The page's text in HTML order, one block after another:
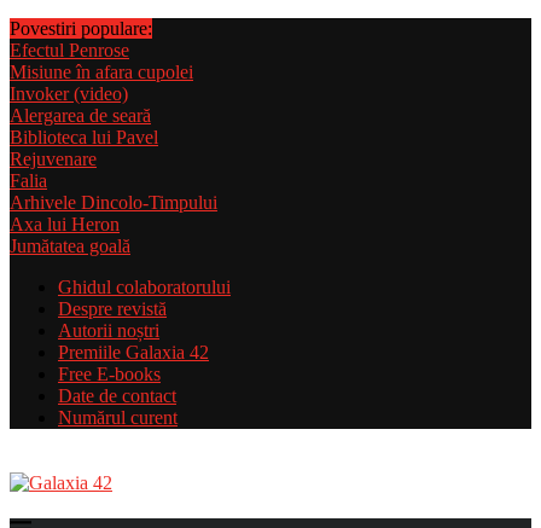
Povestiri populare:
Efectul Penrose
Misiune în afara cupolei
Invoker (video)
Alergarea de seară
Biblioteca lui Pavel
Rejuvenare
Falia
Arhivele Dincolo-Timpului
Axa lui Heron
Jumătatea goală
Ghidul colaboratorului
Despre revistă
Autorii noștri
Premiile Galaxia 42
Free E-books
Date de contact
Numărul curent